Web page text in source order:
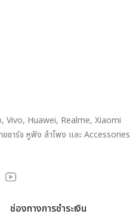
Vivo, Huawei, Realme, Xiaomi
ชาร์จ หูฟัง ลำโพง และ Accessories
ช่องทางการชำระเงิน